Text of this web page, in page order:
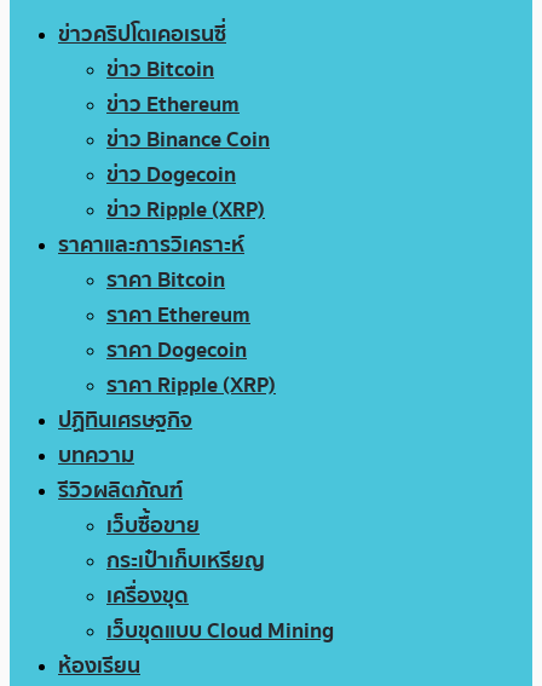
ข่าวคริปโตเคอเรนซี่
ข่าว Bitcoin
ข่าว Ethereum
ข่าว Binance Coin
ข่าว Dogecoin
ข่าว Ripple (XRP)
ราคาและการวิเคราะห์
ราคา Bitcoin
ราคา Ethereum
ราคา Dogecoin
ราคา Ripple (XRP)
ปฏิทินเศรษฐกิจ
บทความ
รีวิวผลิตภัณฑ์
เว็บซื้อขาย
กระเป๋าเก็บเหรียญ
เครื่องขุด
เว็บขุดแบบ Cloud Mining
ห้องเรียน